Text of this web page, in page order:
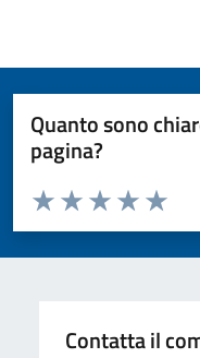
Quanto sono
pagina?
Valuta da 1 a 5 stelle la
Valuta
Valuta 4
Valuta 3 stelle
Valuta 2 stelle su 5
Valuta 1 stelle su 5
Contatta il